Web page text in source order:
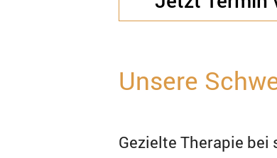
Unsere
Gezielte Therapie